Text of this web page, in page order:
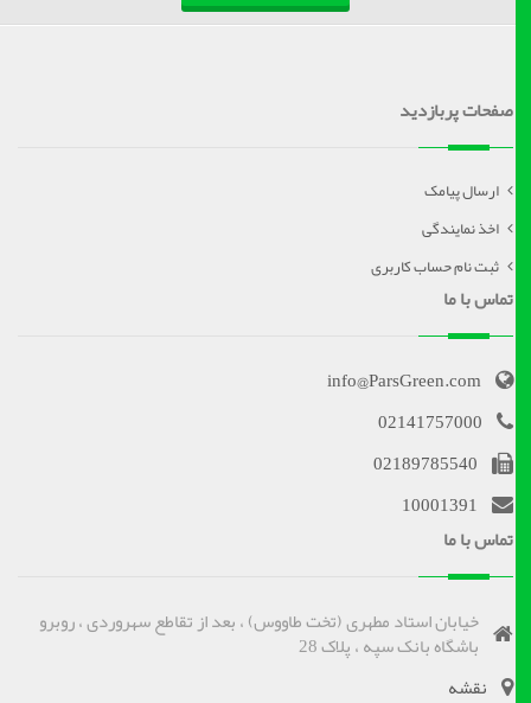
صفحات پربازدید
ارسال پیامک
اخذ نمایندگی
ثبت نام حساب کاربری
تماس با ما
info@ParsGreen.com
02141757000
02189785540
10001391
تماس با ما
خیابان استاد مطهری (تخت طاووس) ، بعد از تقاطع سهروردی ، روبرو
باشگاه بانک سپه ، پلاک 28
نقشه